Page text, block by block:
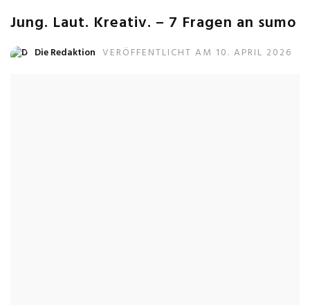
Jung. Laut. Kreativ. – 7 Fragen an sumo
Die Redaktion VERÖFFENTLICHT AM 10. APRIL 2026